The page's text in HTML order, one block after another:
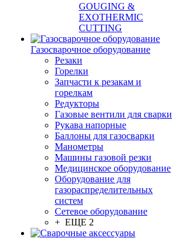
GOUGING &
EXOTHERMIC
CUTTING
Газосварочное оборудование
Резаки
Горелки
Запчасти к резакам и
горелкам
Редукторы
Газовые вентили для сварки
Рукава напорные
Баллоны для газосварки
Манометры
Машины газовой резки
Медицинское оборудование
Оборудование для
газораспределительных
систем
Сетевое оборудование
+ ЕЩЕ 2